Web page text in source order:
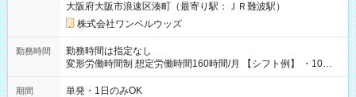
大阪府大阪市浪速区湊町（最寄り駅：ＪＲ難波駅）
株式会社ワンベルウッズ
勤務時間
勤務時間は指定なし
変形労働時間制 想定労働時間160時間/月 【シフト例】 ・10：
00～20：00
期間 単発・1日のみOK